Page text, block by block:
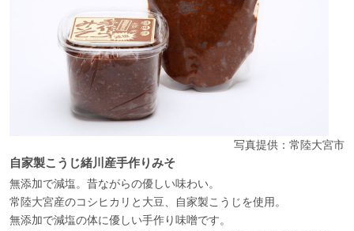
写真提供：常陸大宮市
自家製こうじ緒川産手作りみそ
無添加で減塩。昔ながらの優しい味わい。
常陸大宮産のコシヒカリと大豆、自家製こうじを使用。
無添加で減塩の体に優しい手作り味噌です。